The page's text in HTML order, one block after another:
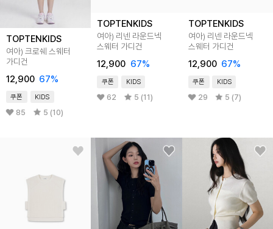
TOPTENKIDS
여아) 크로쉐 스웨터
가디건
12,900 67%
쿠폰 KIDS
85 5 (10)
TOPTENKIDS
여아) 리넨 라운드넥
스웨터 가디건
12,900 67%
쿠폰 KIDS
62 5 (11)
TOPTENKIDS
여아) 리넨 라운드넥
스웨터 가디건
12,900 67%
쿠폰 KIDS
29 5 (7)